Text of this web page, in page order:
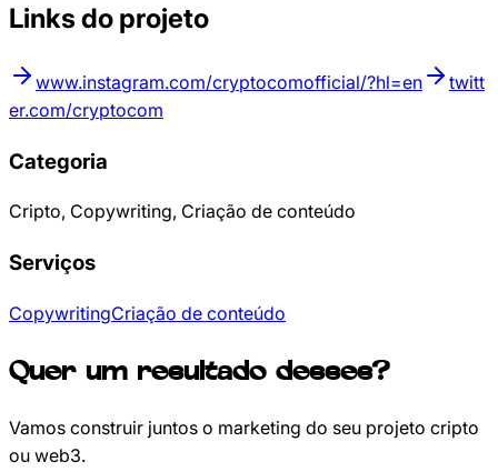
Links do projeto
www.instagram.com/cryptocomofficial/?hl=en
twitt
er.com/cryptocom
Categoria
Cripto, Copywriting, Criação de conteúdo
Serviços
CopywritingCriação de conteúdo
Quer um resultado desses?
Vamos construir juntos o marketing do seu projeto cripto
ou web3.